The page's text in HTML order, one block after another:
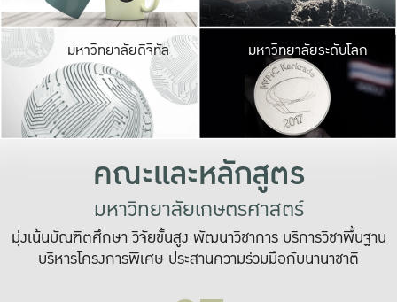
มหาวิทยาลัยดิจิทัล มหาวิ
เปลี่ยนแปลง แล
เพื่อทำง
ระบบสารสนเทศ
มหาวิทยาลัยระดับโลก
คณะและหลักสูตร
มหาวิทยาลัยเกษตรศาสตร์
มุ่งเน้นบัณฑิตศึกษา วิจัยขั้นสูง พัฒนาวิชาการ บริการวิชาพื้นฐาน
บริหารโครงการพิเศษ ประสานความร่วมมือกับนานาชาติ